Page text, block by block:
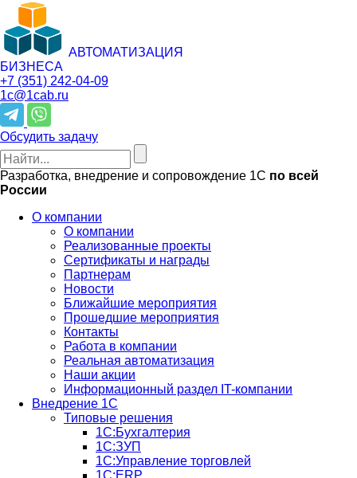
АВТОМАТИЗАЦИЯ
БИЗНЕСА
+7 (351) 242-04-09
1c@1cab.ru
Обсудить задачу
Разработка, внедрение и сопровождение 1С по всей
России
О компании
О компании
Реализованные проекты
Сертификаты и награды
Партнерам
Новости
Ближайшие мероприятия
Прошедшие мероприятия
Контакты
Работа в компании
Реальная автоматизация
Наши акции
Информационный раздел IT-компании
Внедрение 1С
Типовые решения
1С:Бухгалтерия
1С:ЗУП
1С:Управление торговлей
1С:ERP